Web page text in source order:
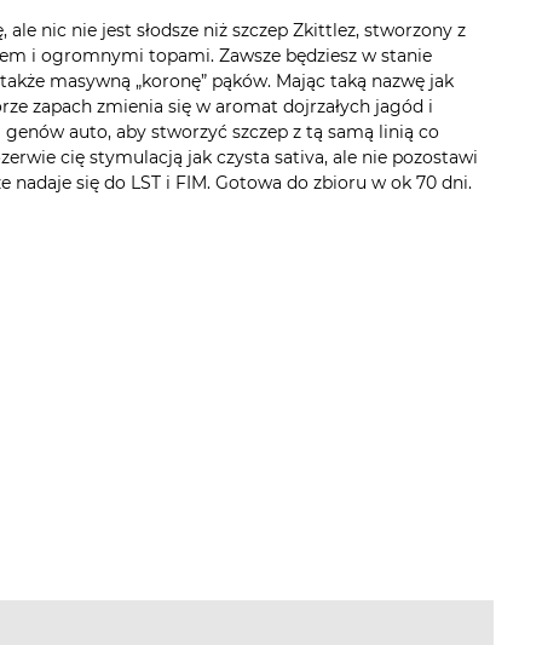
nic nie jest słodsze niż szczep Zkittlez, stworzony z
i ogromnymi topami. Zawsze będziesz w stanie
masywną „koronę” pąków. Mając taką nazwę jak
zapach zmienia się w aromat dojrzałych jagód i
auto, aby stworzyć szczep z tą samą linią co
cię stymulacją jak czysta sativa, ale nie pozostawi
się do LST i FIM. Gotowa do zbioru w ok 70 dni.